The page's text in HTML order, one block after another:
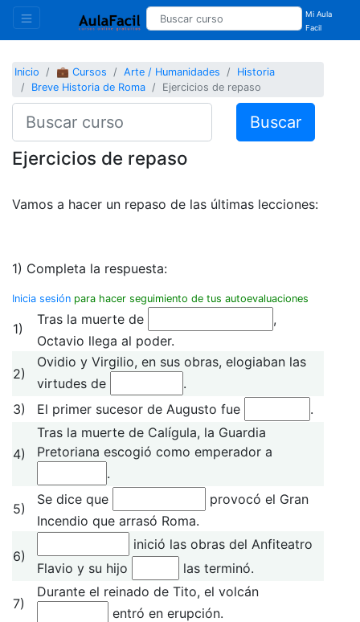
Mi Aula
Facil
Inicio 💼 Cursos Arte / Humanidades
Historia
Breve Historia de Roma
Ejercicios de repaso
Buscar
Ejercicios de repaso
Vamos a hacer un repaso de las últimas lecciones:
1) Completa la respuesta:
Inicia sesión para hacer seguimiento de tus autoevaluaciones
1)
Tras la muerte de
,
Octavio llega al poder.
2)
Ovidio y Virgilio, en sus obras, elogiaban las
virtudes de
.
3)
El primer sucesor de Augusto fue .
4)
Tras la muerte de Calígula, la Guardia
Pretoriana escogió como emperador a
.
5)
Se dice que
provocó el Gran
Incendio que arrasó Roma.
6)
inició las obras del Anfiteatro
Flavio y su hijo
las terminó.
7)
Durante el reinado de Tito, el volcán
entró en erupción.